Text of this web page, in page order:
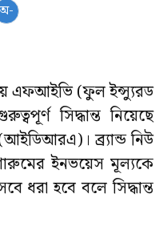
অ-
এফআইভি (ফুল ইন্স্যুরড
সিদ্ধান্ত নিয়েছে
ব্র্যান্ড নিউ
ইনভয়েস মূল্যকে
ধরা হবে বলে সিদ্ধান্ত